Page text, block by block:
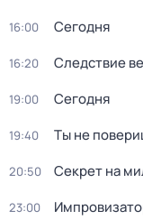
16:00 Сегодня
16:20 Следствие
19:00 Сегодня
19:40 Ты не
20:50 Секрет на
23:00